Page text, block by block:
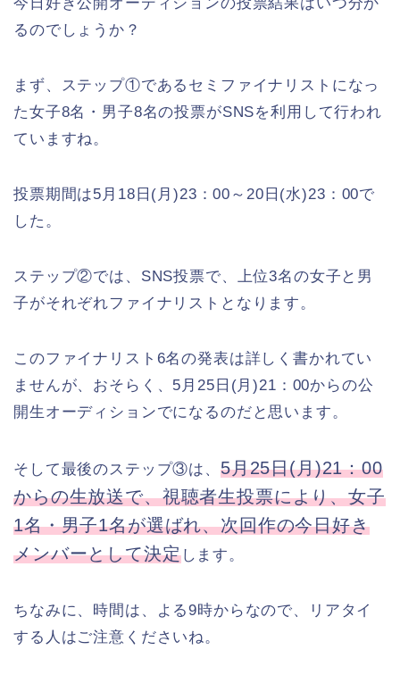
るのでしょうか？
まず、ステップ①であるセミファイナリストになっ
た女子8名・男子8名の投票がSNSを利用して行われ
ていますね。
投票期間は5月18日(月)23：00～20日(水)23：00で
した。
ステップ②では、SNS投票で、上位3名の女子と男
子がそれぞれファイナリストとなります。
このファイナリスト6名の発表は詳しく書かれてい
ませんが、おそらく、5月25日(月)21：00からの公
開生オーディションでになるのだと思います。
そして最後のステップ③は、 5月25日(月)21：00
からの生放送で、視聴者生投票により、女子
1名・男子1名が選ばれ、次回作の今日好き
メンバーとして決定します。
ちなみに、時間は、よる9時からなので、リアタイ
する人はご注意くださいね。